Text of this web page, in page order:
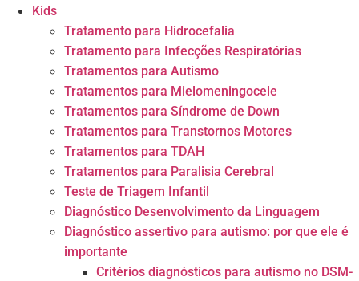
Kids
Tratamento para Hidrocefalia
Tratamento para Infecções Respiratórias
Tratamentos para Autismo
Tratamentos para Mielomeningocele
Tratamentos para Síndrome de Down
Tratamentos para Transtornos Motores
Tratamentos para TDAH
Tratamentos para Paralisia Cerebral
Teste de Triagem Infantil
Diagnóstico Desenvolvimento da Linguagem
Diagnóstico assertivo para autismo: por que ele é
importante
Critérios diagnósticos para autismo no DSM-